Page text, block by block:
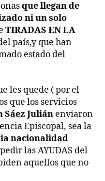
que llegan de
ni un solo
TIRADAS EN LA
país,y que han
estado del
les quede ( por el
que los servicios
Sáez Julián enviaron
Episcopal, sea la
nacionalidad
las AYUDAS del
aquellos que no